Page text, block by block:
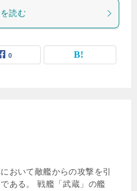
読む
0
おいて敵艦からの攻撃を引
ある。 戦艦「武蔵」の艦